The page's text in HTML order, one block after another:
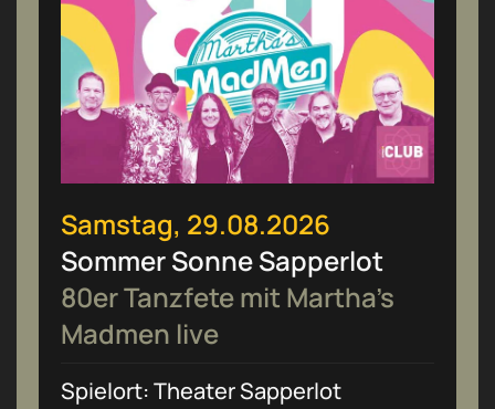
Samstag, 29.08.2026
Sommer Sonne Sapperlot
80er Tanzfete mit Martha’s
Madmen live
Spielort: Theater Sapperlot